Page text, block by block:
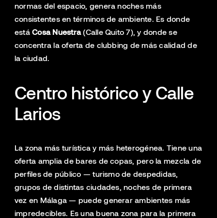
normas del espacio, genera noches más
consistentes en términos de ambiente. Es donde
estáCosa Nuestra (Calle Quito 7), y donde se
concentra la oferta de clubbing de más calidad de
la ciudad.
Centro histórico y Calle
Larios
La zona más turística y más heterogénea. Tiene una
oferta amplia de bares de copas, pero la mezcla de
perfiles de público — turismo de despedidas,
grupos de distintas ciudades, noches de primera
vez en Málaga — puede generar ambientes más
impredecibles. Es una buena zona para la primera